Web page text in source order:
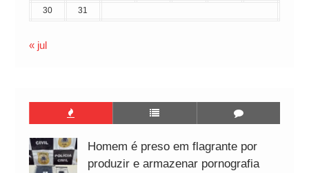
30
31
« jul
Homem é preso em flagrante por
produzir e armazenar pornografia